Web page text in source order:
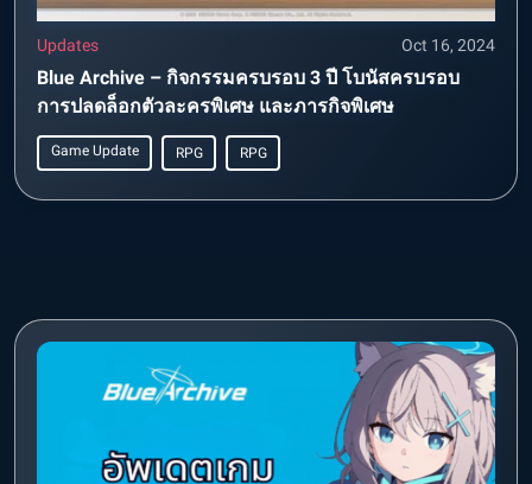
Updates Oct 16, 2024
Blue Archive – กิจกรรมครบรอบ 3 ปี โบนัสครบรอบ
การปลดล็อกตัวละครพิเศษ และภารกิจพิเศษ
Game Update RPG RPG